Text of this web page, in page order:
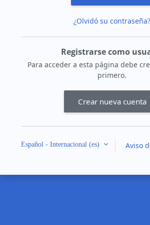
¿Olvidó su contraseña?
Registrarse como
Para acceder a esta página debe
primero.
Crear nueva cuenta
Español - Internacional ‎(es)‎ Aviso